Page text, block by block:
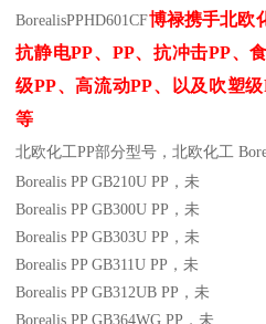
BorealisPPHD601CF博禄携手北欧
抗静电PP、 PP、抗冲击PP、
级PP、高流动PP、以及吹塑级
等
北欧化工PP部分型号，北欧化工
Borealis PP GB210U PP ，未
Borealis PP GB300U PP ，未
Borealis PP GB303U PP ，未
Borealis PP GB311U PP ，未
Borealis PP GB312UB PP ，未
Borealis PP GB364WG PP ，未